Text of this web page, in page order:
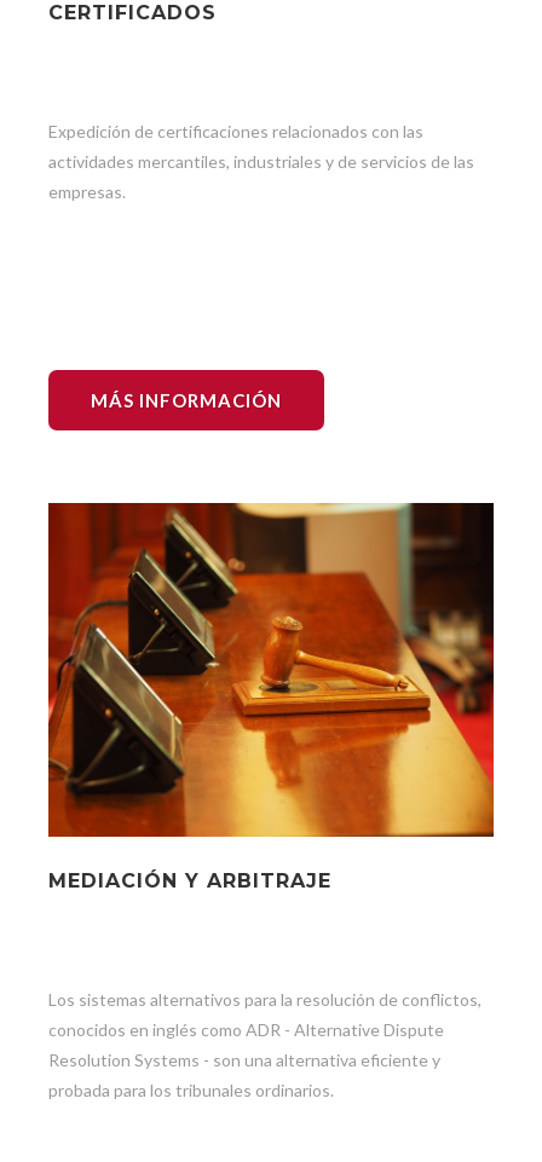
CERTIFICADOS
Expedición de certificaciones relacionados con las
actividades mercantiles, industriales y de servicios de las
empresas.
MÁS INFORMACIÓN
MEDIACIÓN Y ARBITRAJE
Los sistemas alternativos para la resolución de conflictos,
conocidos en inglés como ADR - Alternative Dispute
Resolution Systems - son una alternativa eficiente y
probada para los tribunales ordinarios.